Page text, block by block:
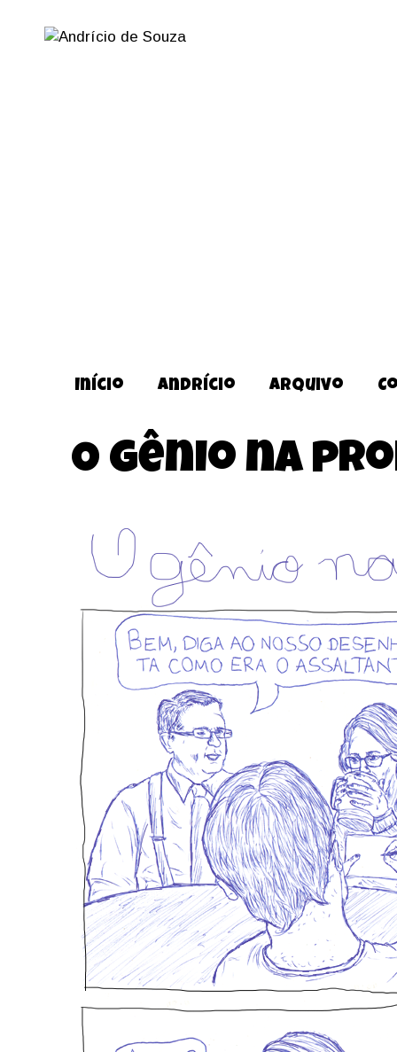
Início Andrício Arquivo
O gênio na